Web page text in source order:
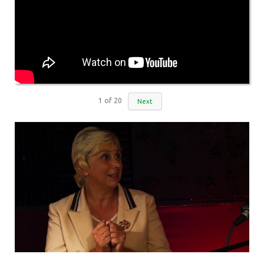
1 of 20 Next